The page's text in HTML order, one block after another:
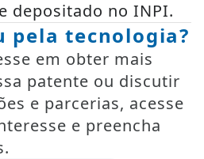
depositado no INPI.
pela tecnologia?
em obter mais
patente ou discutir
e parcerias, acesse
e preencha